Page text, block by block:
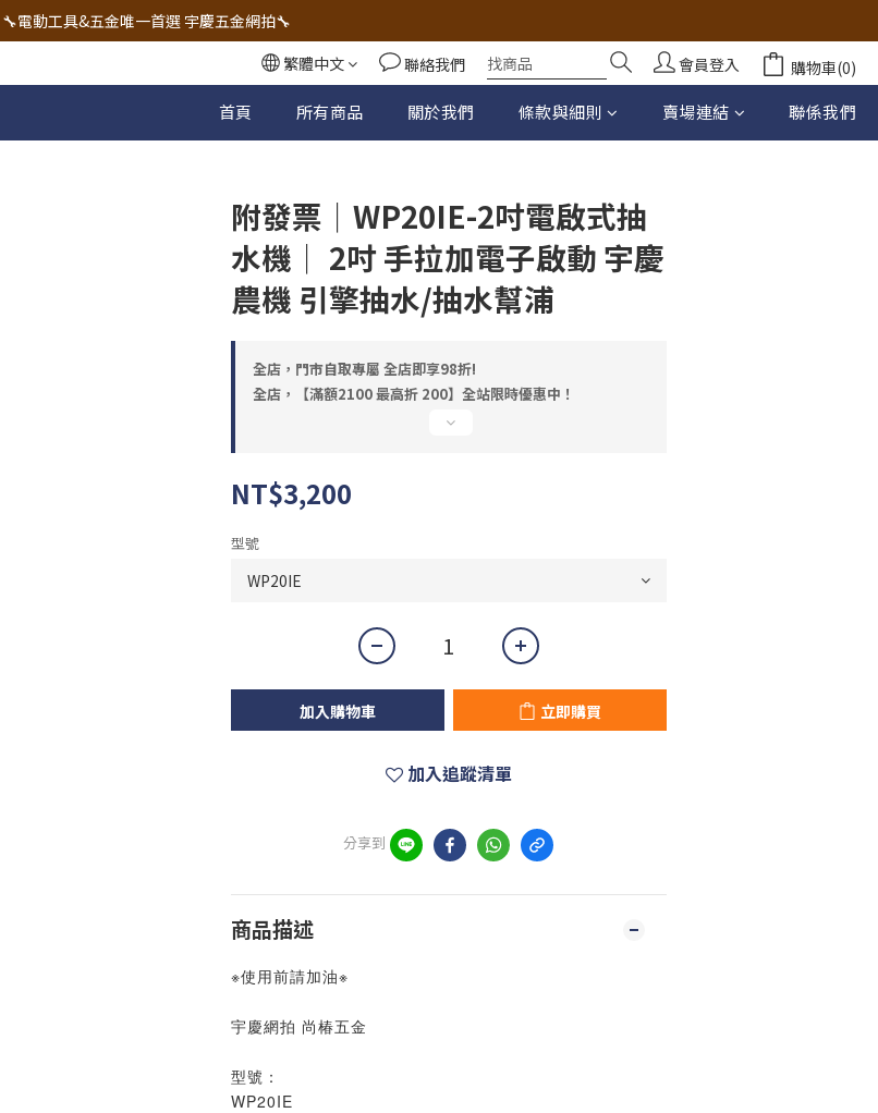
🔧電動工具&五金唯一首選 宇慶五金網拍🔧
🔧電動工具&五金唯一首選 宇慶五金網拍🔧
全台五金工具最低價✌️實體店面有保障💪
配有專業維修部門🔧品質保修一年📌
🔧電動工具&五金唯一首選 宇慶五金網拍🔧
繁體中文 聯絡我們 會員登入 購物車(0)
首頁 所有商品 關於我們 條款與細則 賣場連結 聯係我們
附發票｜WP20IE-2吋電啟式抽
水機｜ 2吋 手拉加電子啟動 宇慶
農機 引擎抽水/抽水幫浦
全店，門市自取專屬 全店即享98折!
全店，【滿額2100 最高折 200】全站限時優惠中！
NT$3,200
型號
加入購物車 立即購買
加入追蹤清單
分享到
商品描述
※使用前請加油※
宇慶網拍 尚椿五金
型號：
WP20IE
立即購買